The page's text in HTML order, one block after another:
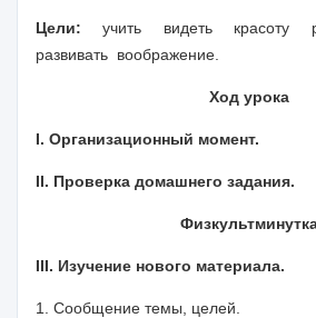
Цели:учить видеть красоту
развивать воображение.
Ход урока
I. Организационный момент.
II. Проверка домашнего задания.
III. Изучение нового материала.
1. Сообщение темы, целей